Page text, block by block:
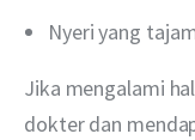
Nyeri yang
Jika mengalami
dokter dan